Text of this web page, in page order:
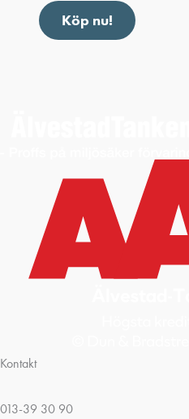
Köp nu!
Kontakt
013-39 30 90